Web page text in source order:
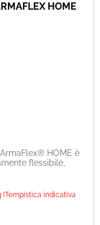
HOME
HOME è
flessibile,
(Tempistica indicativa